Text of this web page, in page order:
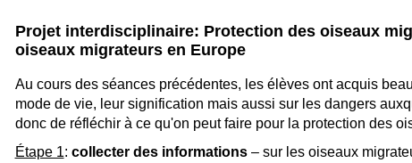
Projet interdisciplinaire: Protection des oiseaux
oiseaux migrateurs en Europe
Au cours des séances précédentes, les élèves ont acquis
mode de vie, leur signification mais aussi sur les dangers
donc de réfléchir à ce qu'on peut faire pour la protection des
Étape 1: collecter des informations– sur les oiseaux